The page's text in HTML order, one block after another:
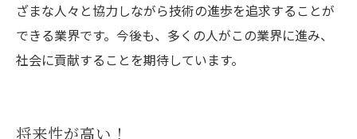
ざまな人々と協力しながら技術の進歩を追求することが
できる業界です。今後も、多くの人がこの業界に進み、
社会に貢献することを期待しています。
将来性が高い！